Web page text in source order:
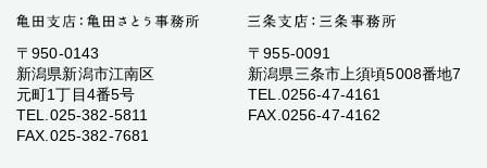
〒950-0143
新潟県新潟市江南区
元町1丁目4番5号
TEL.025-382-5811
FAX.025-382-7681
〒955-0091
新潟県三条市上須頃5008番地7
TEL.0256-47-4161
FAX.0256-47-4162